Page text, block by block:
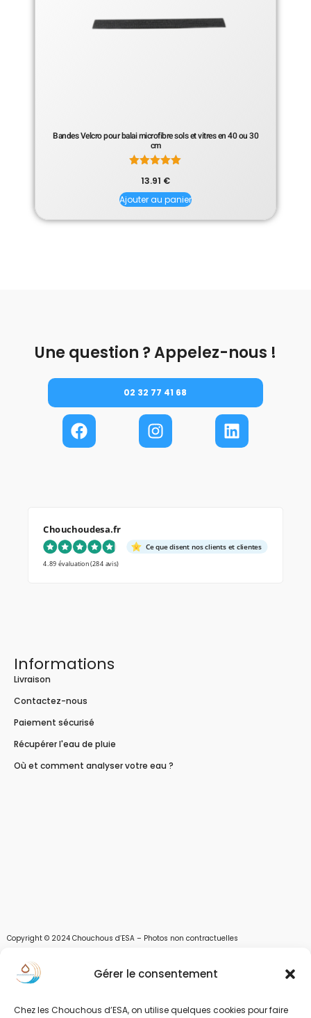
Gérer le consentement
Chez les Chouchous d’ESA, on utilise quelques cookies pour faire
Bandes Velcro pour balai microfibre sols et vitres en 40 ou 30
cm
5.00
sur 5
13.91 €
Ajouter au panier
Une question ? Appelez-nous !
02 32 77 41 68
Chouchoudesa.fr
Ce que disent nos clients et clientes
4.89 évaluation(284 avis)
Informations
Livraison
Contactez-nous
Paiement sécurisé
Récupérer l'eau de pluie
Où et comment analyser votre eau ?
Copyright © 2024 Chouchous d’ESA – Photos non contractuelles
Les chouchous d’Esa vous apportent toutes les solutions pour récupérer l’eau de
pluie, et des moyens pour stocker, filtrer, traiter et potabiliser l’eau d’un forage,
Soleil et Air nous proposons également des équipements pour décontaminer de